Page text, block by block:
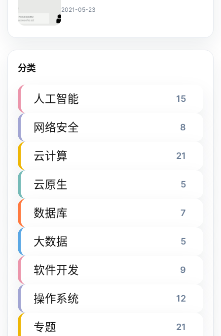
2021-05-23
分类
人工智能 15
网络安全 8
云计算 21
云原生 5
数据库 7
大数据 5
软件开发 9
操作系统 12
专题 21